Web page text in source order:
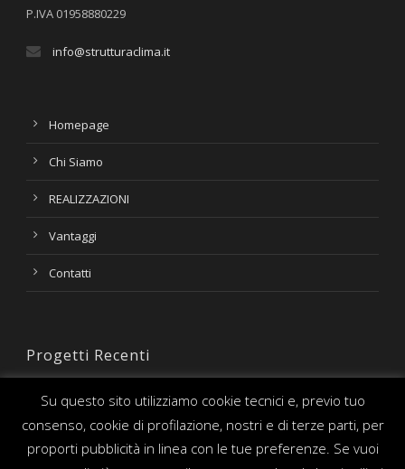
P.IVA 01958880229
info@strutturaclima.it
Homepage
Chi Siamo
REALIZZAZIONI
Vantaggi
Contatti
Progetti Recenti
Su questo sito utilizziamo cookie tecnici e, previo tuo
consenso, cookie di profilazione, nostri e di terze parti, per
proporti pubblicità in linea con le tue preferenze. Se vuoi